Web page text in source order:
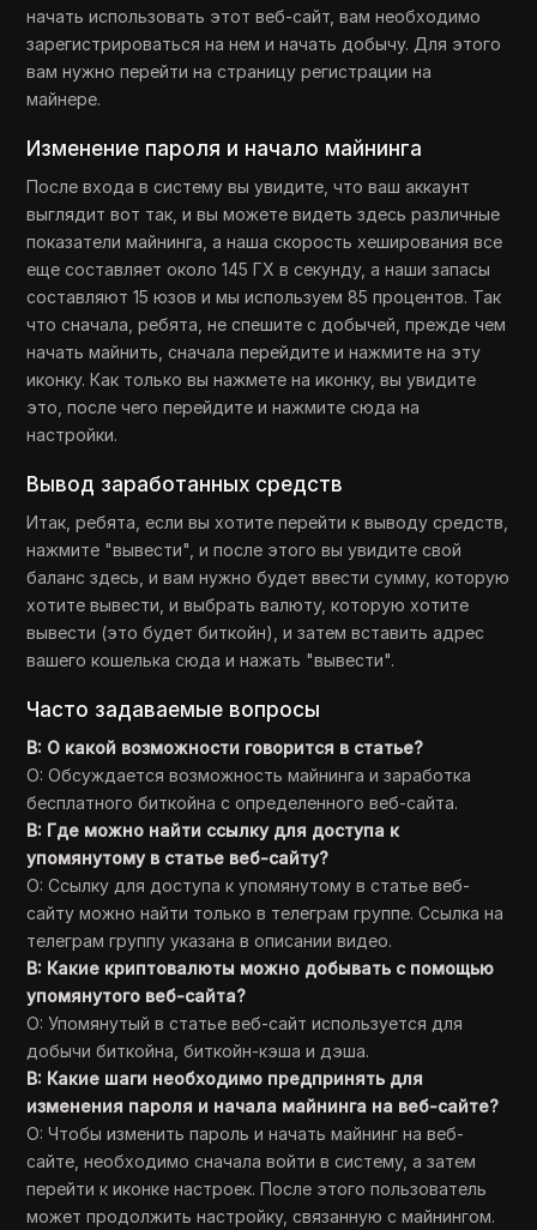
начать использовать этот веб-сайт, вам необходимо
зарегистрироваться на нем и начать добычу. Для этого
вам нужно перейти на страницу регистрации на
майнере.
Изменение пароля и начало майнинга
После входа в систему вы увидите, что ваш аккаунт
выглядит вот так, и вы можете видеть здесь различные
показатели майнинга, а наша скорость хеширования все
еще составляет около 145 ГХ в секунду, а наши запасы
составляют 15 юзов и мы используем 85 процентов. Так
что сначала, ребята, не спешите с добычей, прежде чем
начать майнить, сначала перейдите и нажмите на эту
иконку. Как только вы нажмете на иконку, вы увидите
это, после чего перейдите и нажмите сюда на
настройки.
Вывод заработанных средств
Итак, ребята, если вы хотите перейти к выводу средств,
нажмите "вывести", и после этого вы увидите свой
баланс здесь, и вам нужно будет ввести сумму, которую
хотите вывести, и выбрать валюту, которую хотите
вывести (это будет биткойн), и затем вставить адрес
вашего кошелька сюда и нажать "вывести".
Часто задаваемые вопросы
В: О какой возможности говорится в статье?
О: Обсуждается возможность майнинга и заработка
бесплатного биткойна с определенного веб-сайта.
В: Где можно найти ссылку для доступа к
упомянутому в статье веб-сайту?
О: Ссылку для доступа к упомянутому в статье веб-
сайту можно найти только в телеграм группе. Ссылка на
телеграм группу указана в описании видео.
В: Какие криптовалюты можно добывать с помощью
упомянутого веб-сайта?
О: Упомянутый в статье веб-сайт используется для
добычи биткойна, биткойн-кэша и дэша.
В: Какие шаги необходимо предпринять для
изменения пароля и начала майнинга на веб-сайте?
О: Чтобы изменить пароль и начать майнинг на веб-
сайте, необходимо сначала войти в систему, а затем
перейти к иконке настроек. После этого пользователь
может продолжить настройку, связанную с майнингом.